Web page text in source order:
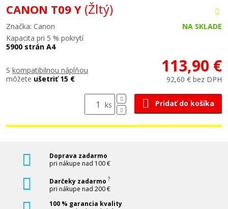
CANON T09 Y (Žltý)
Značka: Canon
NA SKLADE
Kapacita pri 5 % pokrytí
5900 strán A4
S kompatibilnou náplňou
môžete ušetriť 15 €
113,90 €
92,60 € bez DPH
ks Pridať do košíka
Doprava zadarmo
pri nákupe nad 100 €
Darčeky zadarmo ?
pri nákupe nad 200 €
100 % garancia kvality